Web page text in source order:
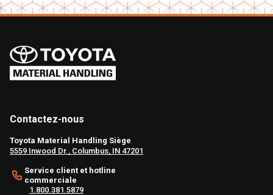
Contactez-nous
Toyota Material Handling Siège
5559 Inwood Dr., Columbus, IN 47201
Service client et hotline
commerciale
1.800.381.5879